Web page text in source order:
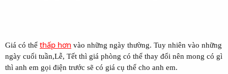
Giá có thể thấp hơn vào những ngày thường. Tuy nhiên vào những
ngày cuối tuần,Lễ, Tết thì giá phòng có thể thay đổi nên mong có gì
thì anh em gọi điện trước sẽ có giá cụ thể cho anh em.